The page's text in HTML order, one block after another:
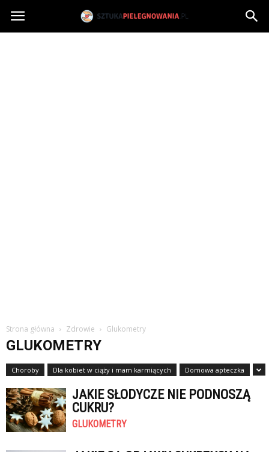
Sztukapielegnowania.pl
Strona główna Zdrowie Glukometry
GLUKOMETRY
Choroby Dla kobiet w ciąży i mam karmiących Domowa apteczka
JAKIE SŁODYCZE NIE PODNOSZĄ
CUKRU?
GLUKOMETRY